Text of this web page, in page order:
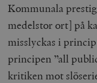
Kommunala
medelstor ort] på
misslyckas i
principen ”all
kritiken mot